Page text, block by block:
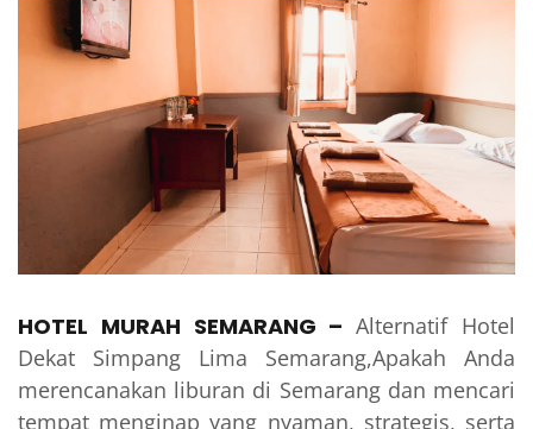
HOTEL MURAH SEMARANG –Alternatif Hotel
Dekat Simpang Lima Semarang,Apakah Anda
merencanakan liburan di Semarang dan mencari
tempat menginap yang nyaman, strategis, serta